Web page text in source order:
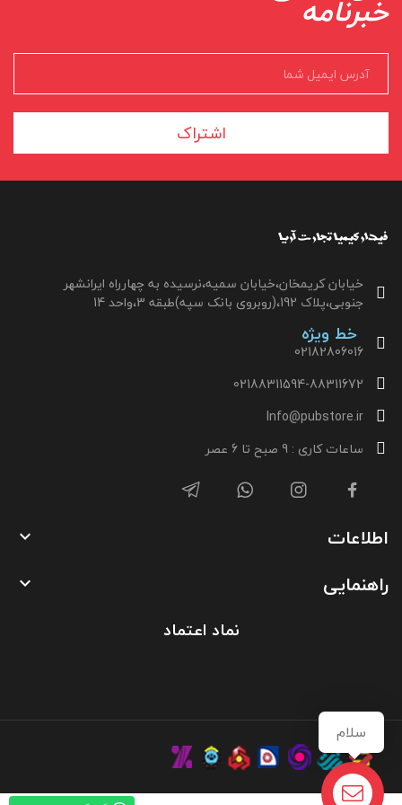
خبرنامه
اشتراک
خیابان کریمخان،خیابان سمیه،نرسیده به چهارراه ایرانشهر
جنوبی،پلاک 192،(روبروی بانک سپه)طبقه 3،واحد 14
خط ویژه
02182806016
02188311594-88311672
Info@pubstore.ir
ساعات کاری : 9 صبح تا 6 عصر
اطلاعات 
راهنمایی 
نماد اعتماد
سلام